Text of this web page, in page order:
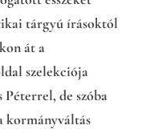
tárgyú írásoktól
át a
szelekciója
de szóba
kormányváltás